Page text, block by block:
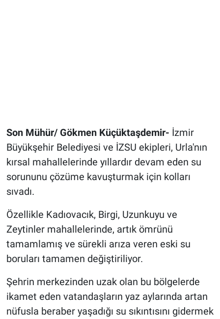
Son Mühür/ Gökmen Küçüktaşdemir- İzmir
Büyükşehir Belediyesi ve İZSU ekipleri, Urla'nın
kırsal mahallelerinde yıllardır devam eden su
sorununu çözüme kavuşturmak için kolları
sıvadı.
Özellikle Kadıovacık, Birgi, Uzunkuyu ve
Zeytinler mahallelerinde, artık ömrünü
tamamlamış ve sürekli arıza veren eski su
boruları tamamen değiştiriliyor.
Şehrin merkezinden uzak olan bu bölgelerde
ikamet eden vatandaşların yaz aylarında artan
nüfusla beraber yaşadığı su sıkıntısını gidermek